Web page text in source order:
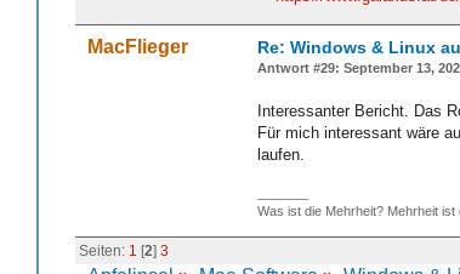
MacFlieger Re: Windows & Linux
Antwort #29: September 13,
Interessanter Bericht. Das
Für mich interessant wäre
laufen.
Was ist die Mehrheit? Mehrheit
Seiten: 1 [2] 3